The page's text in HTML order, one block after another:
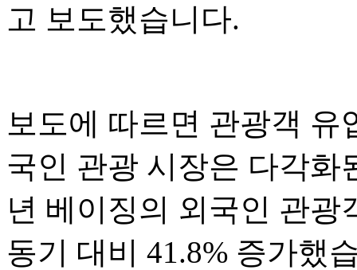
고 보도했습니다.
보도에 따르면 관광객
국인 관광 시장은 다각화
년 베이징의 외국인 관광
동기 대비 41.8% 증가했